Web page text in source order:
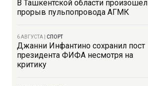
В Ташкентской области произошел
прорыв пульпопровода АГМК
6 АВГУСТА СПОРТ
Джанни Инфантино сохранил пост
президента ФИФА несмотря на
критику